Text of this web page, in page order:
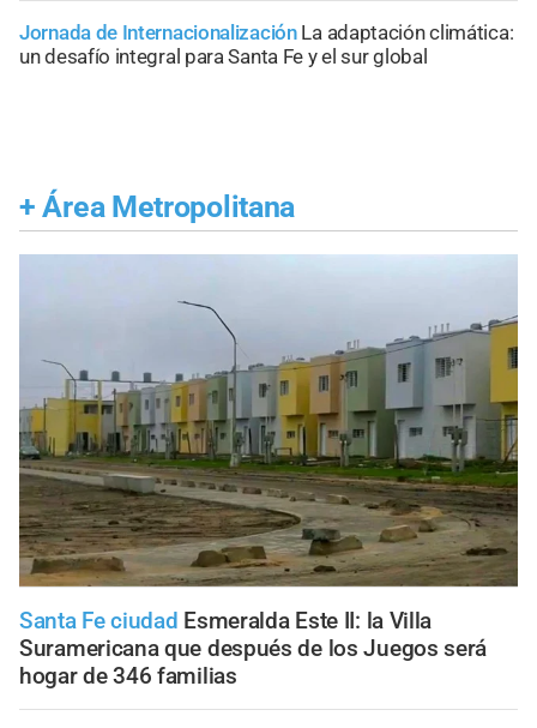
Jornada de Internacionalización La adaptación climática:
un desafío integral para Santa Fe y el sur global
+ Área Metropolitana
Santa Fe ciudad Esmeralda Este II: la Villa
Suramericana que después de los Juegos será
hogar de 346 familias